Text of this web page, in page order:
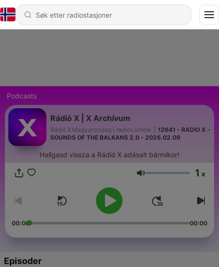
Podcasts
Rádió X | X Archívum
Rádió X Magyarország | radiox.online
12641 - RADIO X -
SOUNDS OF THE BALKANS 2.0 - 2026.02.09
Hallgasd vissza a Rádió X adásait bármikor!
Volum 1 x
00:00 00:00
Episoder